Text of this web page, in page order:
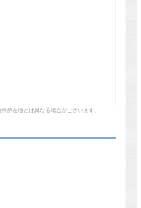
所在地とは異なる場合がございます。